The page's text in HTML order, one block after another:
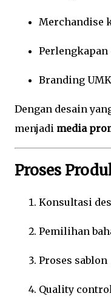
Merchandise
Perlengkapan
Branding
Dengan desain
menjadi media
Proses
Konsultasi
Pemilihan
Proses sablon
Quality